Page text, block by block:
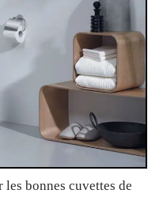
bonnes cuvettes de